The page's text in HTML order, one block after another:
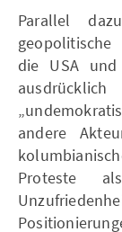
Parallel
geopolitische
die USA und
andere
Proteste